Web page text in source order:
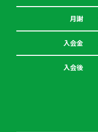
月謝
入会金
入会後